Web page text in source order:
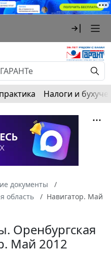
Налоги и
документы
область
Навигатор. Май
Оренбургская
Май 2012